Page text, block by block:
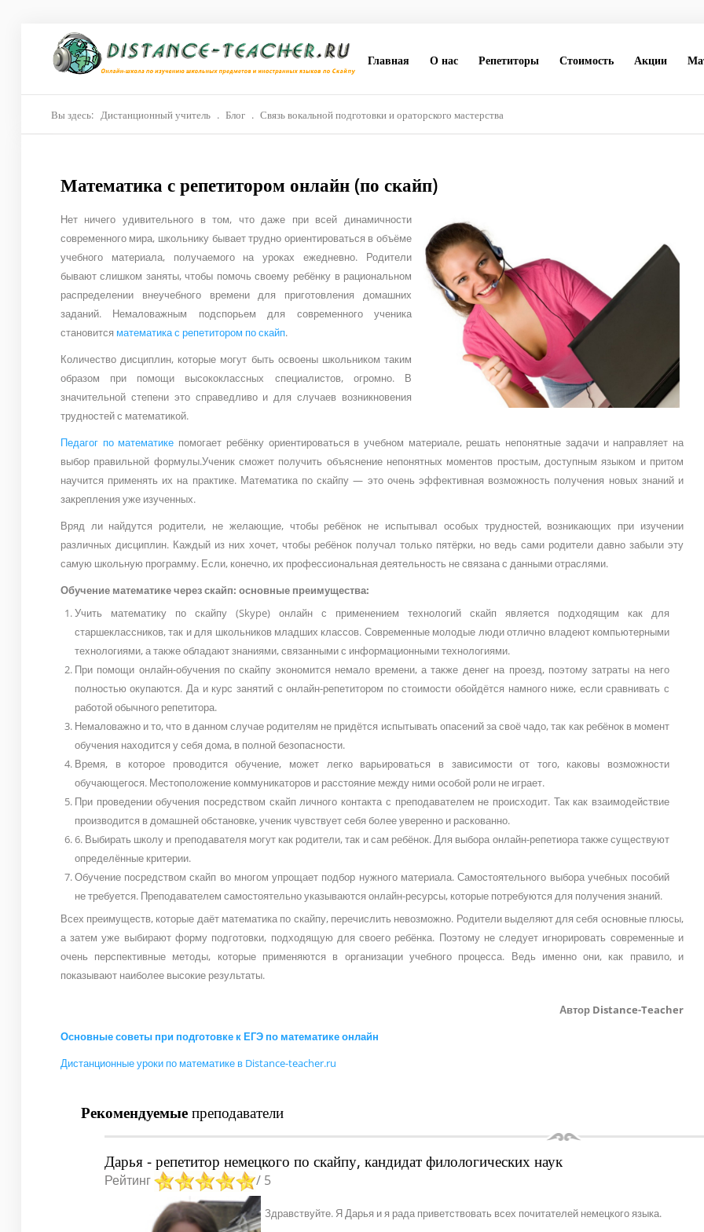
Главная
Репетиторы
Материалы
Контакты
Главная О нас Репетиторы Стоимость Акции
Вы здесь: Дистанционный учитель . Блог . Связь вокальной подготовки и ораторского мастерства
Математика с репетитором онлайн (по скайп)
Нет ничего удивительного в том, что даже при всей динамичности
современного мира, школьнику бывает трудно ориентироваться в объёме
учебного материала, получаемого на уроках ежедневно. Родители
бывают слишком заняты, чтобы помочь своему ребёнку в рациональном
распределении внеучебного времени для приготовления домашних
заданий. Немаловажным подспорьем для современного ученика
становится математика с репетитором по скайп.
Количество дисциплин, которые могут быть освоены школьником таким
образом при помощи высококлассных специалистов, огромно. В
значительной степени это справедливо и для случаев возникновения
трудностей с математикой.
Педагог по математике помогает ребёнку ориентироваться в учебном материале, решать непонятные задачи и направляет на
выбор правильной формулы.Ученик сможет получить объяснение непонятных моментов простым, доступным языком и притом
научится применять их на практике. Математика по скайпу — это очень эффективная возможность получения новых знаний и
закрепления уже изученных.
Вряд ли найдутся родители, не желающие, чтобы ребёнок не испытывал особых трудностей, возникающих при изучении
различных дисциплин. Каждый из них хочет, чтобы ребёнок получал только пятёрки, но ведь сами родители давно забыли эту
самую школьную программу. Если, конечно, их профессиональная деятельность не связана с данными отраслями.
Обучение математике через скайп: основные преимущества:
Учить математику по скайпу (Skype) онлайн с применением технологий скайп является подходящим как для
старшеклассников, так и для школьников младших классов. Современные молодые люди отлично владеют компьютерными
технологиями, а также обладают знаниями, связанными с информационными технологиями.
При помощи онлайн-обучения по скайпу экономится немало времени, а также денег на проезд, поэтому затраты на него
полностью окупаются. Да и курс занятий с онлайн-репетитором по стоимости обойдётся намного ниже, если сравнивать с
работой обычного репетитора.
Немаловажно и то, что в данном случае родителям не придётся испытывать опасений за своё чадо, так как ребёнок в момент
обучения находится у себя дома, в полной безопасности.
Время, в которое проводится обучение, может легко варьироваться в зависимости от того, каковы возможности
обучающегося. Местоположение коммуникаторов и расстояние между ними особой роли не играет.
При проведении обучения посредством скайп личного контакта с преподавателем не происходит. Так как взаимодействие
производится в домашней обстановке, ученик чувствует себя более уверенно и раскованно.
6. Выбирать школу и преподавателя могут как родители, так и сам ребёнок. Для выбора онлайн-репетиора также существуют
определённые критерии.
Обучение посредством скайп во многом упрощает подбор нужного материала. Самостоятельного выбора учебных пособий
не требуется. Преподавателем самостоятельно указываются онлайн-ресурсы, которые потребуются для получения знаний.
Всех преимуществ, которые даёт математика по скайпу, перечислить невозможно. Родители выделяют для себя основные плюсы,
а затем уже выбирают форму подготовки, подходящую для своего ребёнка. Поэтому не следует игнорировать современные и
очень перспективные методы, которые применяются в организации учебного процесса. Ведь именно они, как правило, и
показывают наиболее высокие результаты.
Автор Distance-Teacher
Основные советы при подготовке к ЕГЭ по математике онлайн
Дистанционные уроки по математике в Distance-teacher.ru
Рекомендуемыепреподаватели
Дарья - репетитор немецкого по скайпу, кандидат филологических наук
Рейтинг / 5
Здравствуйте. Я Дарья и я рада приветствовать всех почитателей немецкого языка.